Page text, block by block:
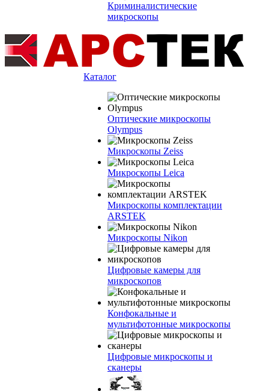
Криминалистические
микроскопы
Каталог
Оптические микроскопы
Olympus
Микроскопы Zeiss
Микроскопы Leica
Микроскопы комплектации
ARSTEK
Микроскопы Nikon
Цифровые камеры для
микроскопов
Конфокальные и
мультифотонные микроскопы
Цифровые микроскопы и
сканеры